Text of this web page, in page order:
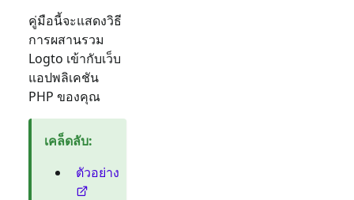
คู่มือนี้จะแสดงวิธี
การผสานรวม
Logto เข้ากับเว็บ
แอปพลิเคชัน
PHP ของคุณ
เคล็ดลับ:
ตัวอย่าง